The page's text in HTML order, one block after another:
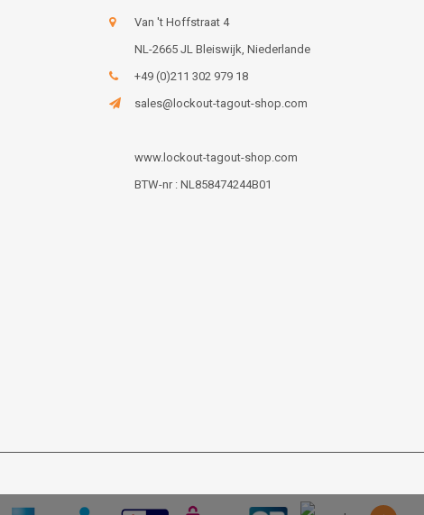
Van 't Hoffstraat 4
NL-2665 JL Bleiswijk, Niederlande
+49 (0)211 302 979 18
sales@lockout-tagout-shop.com
www.lockout-tagout-shop.com
BTW-nr : NL858474244B01